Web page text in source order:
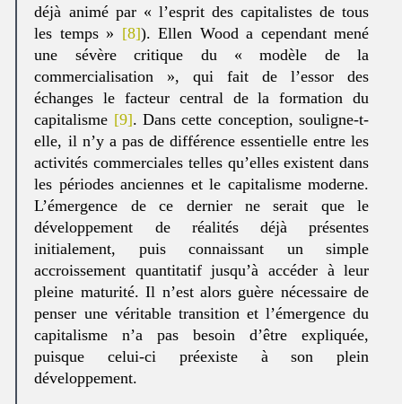
déjà animé par « l’esprit des capitalistes de tous
les temps » [8]). Ellen Wood a cependant mené
une sévère critique du « modèle de la
commercialisation », qui fait de l’essor des
échanges le facteur central de la formation du
capitalisme [9]. Dans cette conception, souligne-t-
elle, il n’y a pas de différence essentielle entre les
activités commerciales telles qu’elles existent dans
les périodes anciennes et le capitalisme moderne.
L’émergence de ce dernier ne serait que le
développement de réalités déjà présentes
initialement, puis connaissant un simple
accroissement quantitatif jusqu’à accéder à leur
pleine maturité. Il n’est alors guère nécessaire de
penser une véritable transition et l’émergence du
capitalisme n’a pas besoin d’être expliquée,
puisque celui-ci préexiste à son plein
développement.